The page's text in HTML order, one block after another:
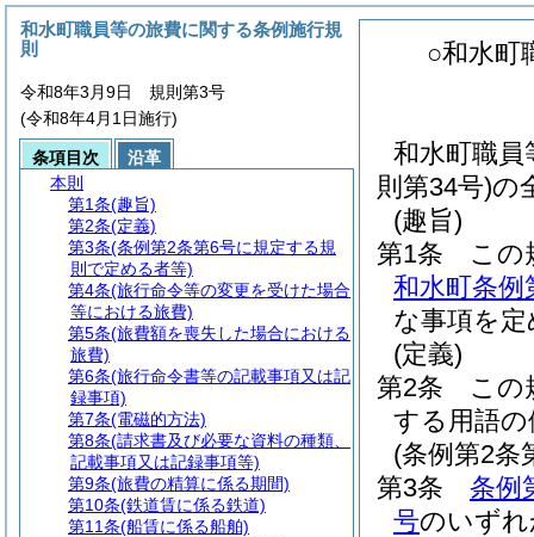
○和水町
和水町職員
則第34号)の
(趣旨)
第1条
この
和水町条例
な事項を
(定義)
第2条
この
する用語
(条例第2条
第3条
条例
号のいず
和水町職員等の旅費に関する条例施行規
則
令和8年3月9日 規則第3号
(令和8年4月1日施行)
条項目次
沿革
本則
第1条(趣旨)
第2条(定義)
第3条(条例第2条第6号に規定する規
則で定める者等)
第4条(旅行命令等の変更を受けた場合
等における旅費)
第5条(旅費額を喪失した場合における
旅費)
第6条(旅行命令書等の記載事項又は記
録事項)
第7条(電磁的方法)
第8条(請求書及び必要な資料の種類、
記載事項又は記録事項等)
第9条(旅費の精算に係る期間)
第10条(鉄道賃に係る鉄道)
第11条(船賃に係る船舶)